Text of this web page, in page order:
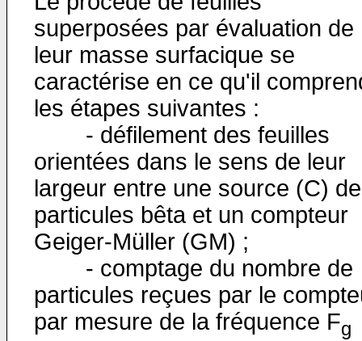
superposées par évaluation de
leur masse surfacique se
caractérise en ce qu'il
les étapes suivantes :
- défilement des feuilles
orientées dans le sens de leur
largeur entre une source (C) de
particules bêta et un compteur
Geiger-Müller (GM) ;
- comptage du nombre de
particules reçues par le
par mesure de la fréquence Fg